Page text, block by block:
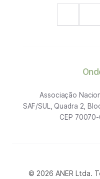
Associação
SAF/SUL, Quadra 2,
CEP 70070-
© 2026 ANER Ltda.